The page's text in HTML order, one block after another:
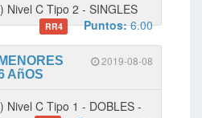
Nivel C Tipo 2 - SINGLES
RR4 Puntos:6.00
2019-08-08
AñOS
Nivel C Tipo 1 - DOBLES -